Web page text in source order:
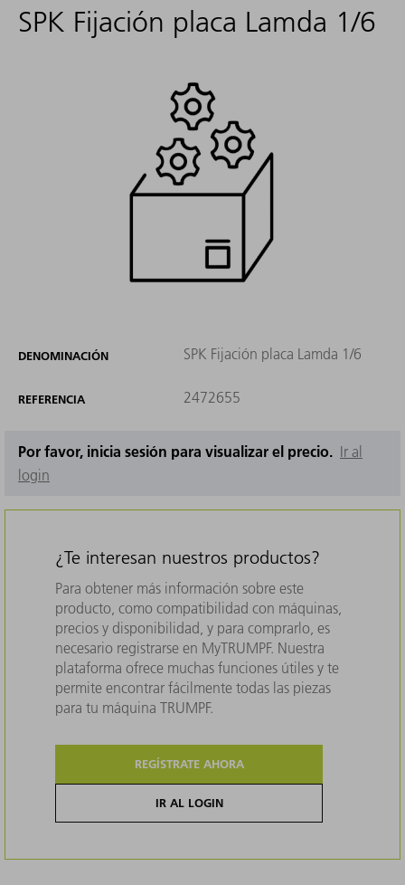
SPK Fijación placa Lamda 1/6
DENOMINACIÓN SPK Fijación placa Lamda 1/6
REFERENCIA 2472655
Por favor, inicia sesión para visualizar el precio. Ir al
login
¿Te interesan nuestros productos?
Para obtener más información sobre este
producto, como compatibilidad con máquinas,
precios y disponibilidad, y para comprarlo, es
necesario registrarse en MyTRUMPF. Nuestra
plataforma ofrece muchas funciones útiles y te
permite encontrar fácilmente todas las piezas
para tu máquina TRUMPF.
REGÍSTRATE AHORA
IR AL LOGIN